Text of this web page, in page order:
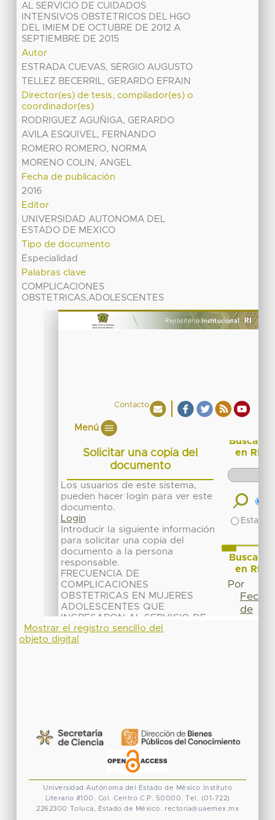
AL SERVICIO DE CUIDADOS
INTENSIVOS OBSTETRICOS DEL HGO
DEL IMIEM DE OCTUBRE DE 2012 A
SEPTIEMBRE DE 2015
Autor
ESTRADA CUEVAS, SERGIO AUGUSTO
TELLEZ BECERRIL, GERARDO EFRAIN
Director(es) de tesis, compilador(es) o
coordinador(es)
RODRIGUEZ AGUÑIGA, GERARDO
AVILA ESQUIVEL, FERNANDO
ROMERO ROMERO, NORMA
MORENO COLIN, ANGEL
Fecha de publicación
2016
Editor
UNIVERSIDAD AUTONOMA DEL
ESTADO DE MEXICO
Tipo de documento
Especialidad
Palabras clave
COMPLICACIONES
OBSTETRICAS,ADOLESCENTES
Mostrar el registro sencillo del
objeto digital
Universidad Autónoma del Estado de México
Instituto
Literario #100. Col. Centro C.P. 50000. Tel. (01-722)
2262300 Toluca, Estado de México. rectoria@uaemex.mx